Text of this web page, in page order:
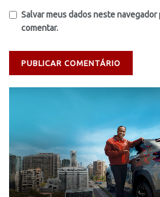
Salvar meus dados neste navegador
comentar.